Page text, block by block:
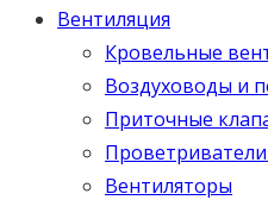
Вентиляция
Кровельные
Воздуховоды и
Приточные
Вентиляторы